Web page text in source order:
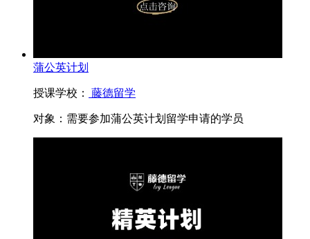
蒲公英计划
授课学校： 藤德留学
对象： 需要参加蒲公英计划留学申请的学员